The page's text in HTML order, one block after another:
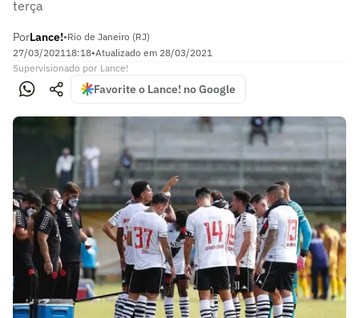
terça
PorLance!•Rio de Janeiro (RJ)
27/03/202118:18•Atualizado em 28/03/2021
Supervisionado por Lance!
Favorite o Lance! no Google